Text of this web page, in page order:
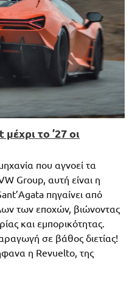
το ’27 οι
που αγνοεί τα
Group, αυτή είναι η
πηγαίνει από
των εποχών, βιώνοντας
και εμπορικότητας.
σε βάθος διετίας!
η Revuelto, της